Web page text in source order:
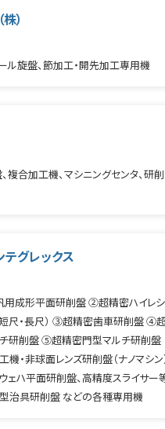
）
ル旋盤、節加工・開先加工専用機
複合加工機、マシニングセンタ、研削
テグレックス
用成形平面研削盤 ②超精密ハイレシ
尺・長尺） ③超精密歯車研削盤 ④
研削盤 ⑤超精密門型マルチ研削盤
・非球面レンズ研削盤（ナノマシン
ハ平面研削盤、高精度スライサー
治具研削盤 などの各種専用機